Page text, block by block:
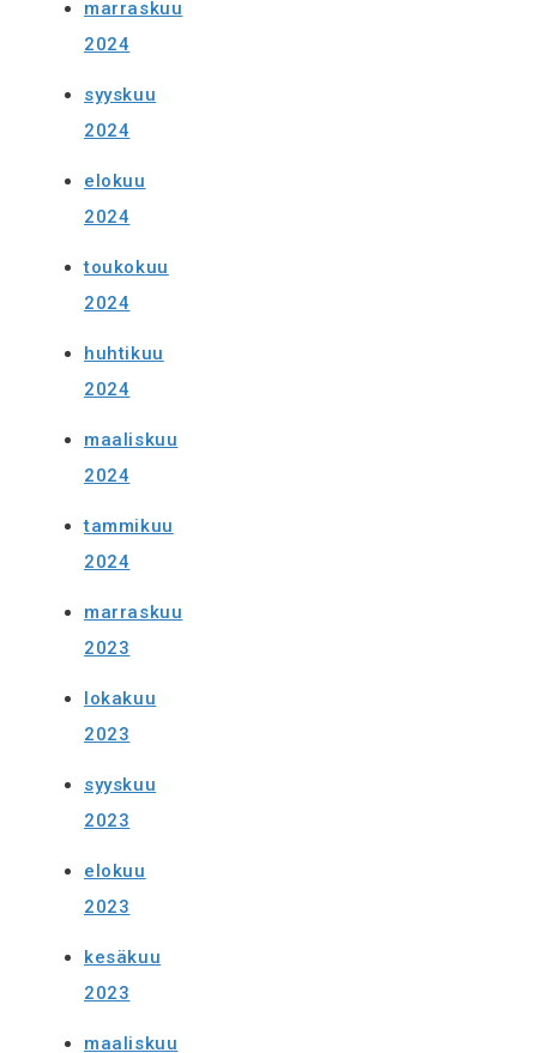
marraskuu
2024
syyskuu
2024
elokuu
2024
toukokuu
2024
huhtikuu
2024
maaliskuu
2024
tammikuu
2024
marraskuu
2023
lokakuu
2023
syyskuu
2023
elokuu
2023
kesäkuu
2023
maaliskuu